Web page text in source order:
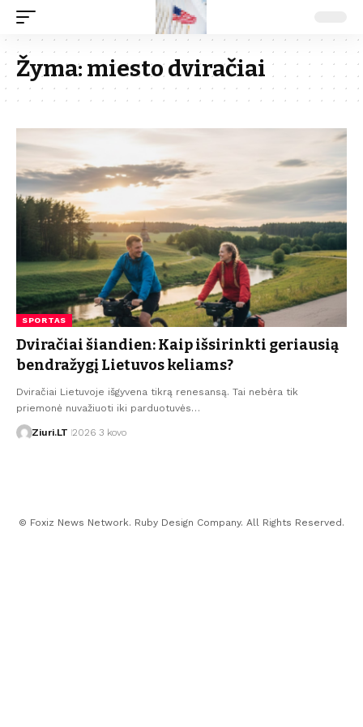
Žyma: miesto dviračiai
SPORTAS
Dviračiai šiandien: Kaip išsirinkti geriausią
bendražygį Lietuvos keliams?
Dviračiai Lietuvoje išgyvena tikrą renesansą. Tai nebėra tik
priemonė nuvažiuoti iki parduotuvės…
Ziuri.LT 2026 3 kovo
© Foxiz News Network. Ruby Design Company. All Rights Reserved.